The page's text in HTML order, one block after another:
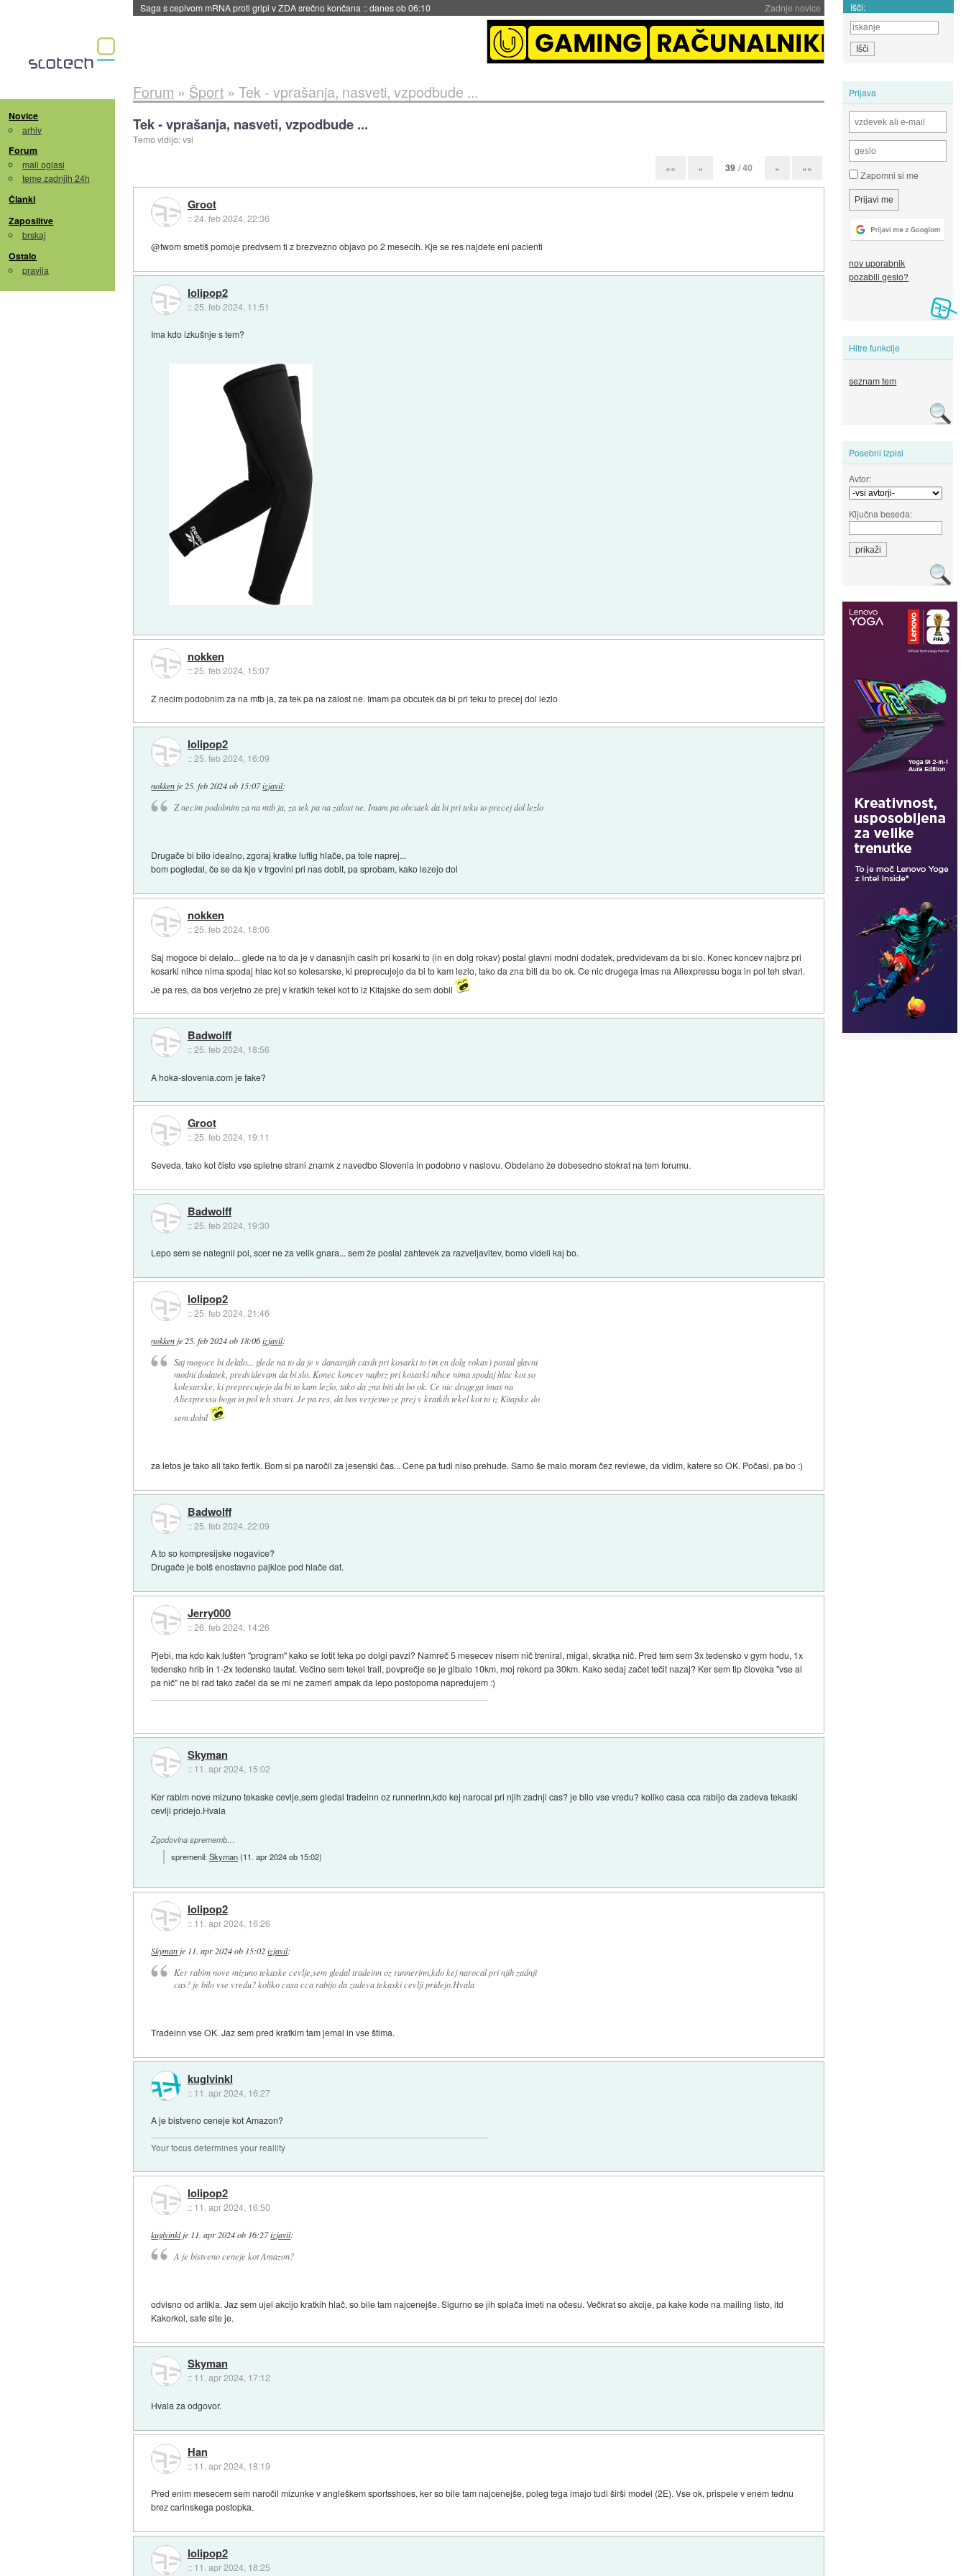
Zadnje novice
danes ob 06:09 Išči:
Novice
arhiv
Forum
mali oglasi
teme zadnjih 24h
Članki
Zaposlitve
brskaj
Ostalo
pravila
Prijava
Zapomni si me
nov uporabnik
pozabili geslo?
Hitre funkcije
seznam tem
Posebni izpisi
Avtor:
Ključna beseda:
Forum » Šport» Tek - vprašanja, nasveti, vzpodbude ...
Tek - vprašanja, nasveti, vzpodbude ...
Temo vidijo: vsi
«« « 39 / 40 » »»
Groot
::24. feb 2024, 22:36
@twom smetiš pomoje predvsem ti z brezvezno objavo po 2 mesecih. Kje se res najdete eni pacienti
lolipop2
::25. feb 2024, 11:51
Ima kdo izkušnje s tem?
nokken
::25. feb 2024, 15:07
Z necim podobnim za na mtb ja, za tek pa na zalost ne. Imam pa obcutek da bi pri teku to precej dol lezlo
lolipop2
::25. feb 2024, 16:09
nokken je 25. feb 2024 ob 15:07izjavil:
Z necim podobnim za na mtb ja, za tek pa na zalost ne. Imam pa obcutek da bi pri teku to precej dol lezlo
Drugače bi bilo idealno, zgoraj kratke luftig hlače, pa tole naprej...
bom pogledal, če se da kje v trgovini pri nas dobit, pa sprobam, kako lezejo dol
nokken
::25. feb 2024, 18:06
Saj mogoce bi delalo... glede na to da je v danasnjih casih pri kosarki to (in en dolg rokav) postal glavni modni dodatek, predvidevam da bi slo. Konec koncev najbrz pri
kosarki nihce nima spodaj hlac kot so kolesarske, ki preprecujejo da bi to kam lezlo, tako da zna biti da bo ok. Ce nic drugega imas na Aliexpressu boga in pol teh stvari.
Je pa res, da bos verjetno ze prej v kratkih tekel kot to iz Kitajske do sem dobil
Badwolff
::25. feb 2024, 18:56
A hoka-slovenia.com je fake?
Groot
::25. feb 2024, 19:11
Seveda, tako kot čisto vse spletne strani znamk z navedbo Slovenia in podobno v naslovu. Obdelano že dobesedno stokrat na tem forumu.
Badwolff
::25. feb 2024, 19:30
Lepo sem se nategnil pol, scer ne za velik gnara... sem že poslal zahtevek za razveljavitev, bomo videli kaj bo.
lolipop2
::25. feb 2024, 21:46
nokken je 25. feb 2024 ob 18:06 izjavil:
Saj mogoce bi delalo... glede na to da je v danasnjih casih pri kosarki to (in en dolg rokav) postal glavni
modni dodatek, predvidevam da bi slo. Konec koncev najbrz pri kosarki nihce nima spodaj hlac kot so
kolesarske, ki preprecujejo da bi to kam lezlo, tako da zna biti da bo ok. Ce nic drugega imas na
Aliexpressu boga in pol teh stvari. Je pa res, da bos verjetno ze prej v kratkih tekel kot to iz Kitajske do
sem dobil
za letos je tako ali tako fertik. Bom si pa naročil za jesenski čas... Cene pa tudi niso prehude. Samo še malo moram čez reviewe, da vidim, katere so OK. Počasi, pa bo :)
Badwolff
::25. feb 2024, 22:09
A to so kompresijske nogavice?
Drugače je bolš enostavno pajkice pod hlače dat.
Jerry000
::26. feb 2024, 14:26
Pjebi, ma kdo kak lušten "program" kako se lotit teka po dolgi pavzi? Namreč 5 mesecev nisem nič treniral, migal, skratka nič. Pred tem sem 3x tedensko v gym hodu, 1x
tedensko hrib in 1-2x tedensko laufat. Večino sem tekel trail, povprečje se je gibalo 10km, moj rekord pa 30km. Kako sedaj začet tečit nazaj? Ker sem tip človeka "vse al
pa nič" ne bi rad tako začel da se mi ne zameri ampak da lepo postopoma napredujem :)
Skyman
:: 11. apr 2024, 15:02
Ker rabim nove mizuno tekaske cevlje,sem gledal tradeinn oz runnerinn,kdo kej narocal pri njih zadnji cas? je bilo vse vredu? koliko casa cca rabijo da zadeva tekaski
cevlji pridejo.Hvala
Zgodovina sprememb…
spremenil:Skyman(11. apr 2024 ob 15:02)
lolipop2
:: 11. apr 2024, 16:26
Skyman je 11. apr 2024 ob 15:02 izjavil:
Ker rabim nove mizuno tekaske cevlje,sem gledal tradeinn oz runnerinn,kdo kej narocal pri njih zadnji
cas? je bilo vse vredu? koliko casa cca rabijo da zadeva tekaski cevlji pridejo.Hvala
Tradeinn vse OK. Jaz sem pred kratkim tam jemal in vse štima.
kuglvinkl
:: 11. apr 2024, 16:27
A je bistveno ceneje kot Amazon?
Your focus determines your reallity
lolipop2
:: 11. apr 2024, 16:50
kuglvinklje 11. apr 2024 ob 16:27izjavil:
A je bistveno ceneje kot Amazon?
odvisno od artikla. Jaz sem ujel akcijo kratkih hlač, so bile tam najcenejše. Sigurno se jih splača imeti na očesu. Večkrat so akcije, pa kake kode na mailing listo, itd
Kakorkol, safe site je.
Skyman
:: 11. apr 2024, 17:12
Hvala za odgovor.
Han
:: 11. apr 2024, 18:19
Pred enim mesecem sem naročil mizunke v angleškem sportsshoes, ker so bile tam najcenejše, poleg tega imajo tudi širši model (2E). Vse ok, prispele v enem tednu
brez carinskega postopka.
lolipop2
:: 11. apr 2024, 18:25